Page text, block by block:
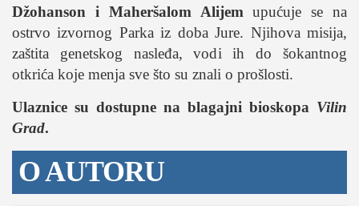
Džohanson i Maheršalom Alijem upućuje se na
ostrvo izvornog Parka iz doba Jure. Njihova misija,
zaštita genetskog nasleđa, vodi ih do šokantnog
otkrića koje menja sve što su znali o prošlosti.
Ulaznice su dostupne na blagajni bioskopa Vilin
Grad.
O AUTORU